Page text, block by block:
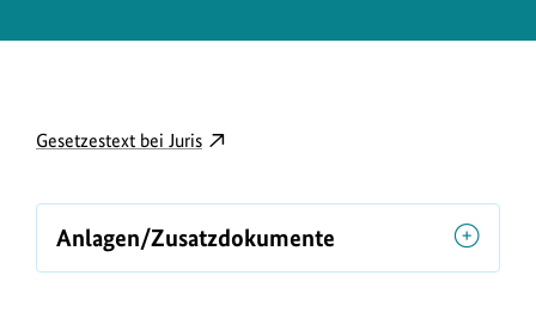
D
w
l
Gesetzestext bei Jurisexterner
in
neuem
Anlagen/Zusatzdokumente